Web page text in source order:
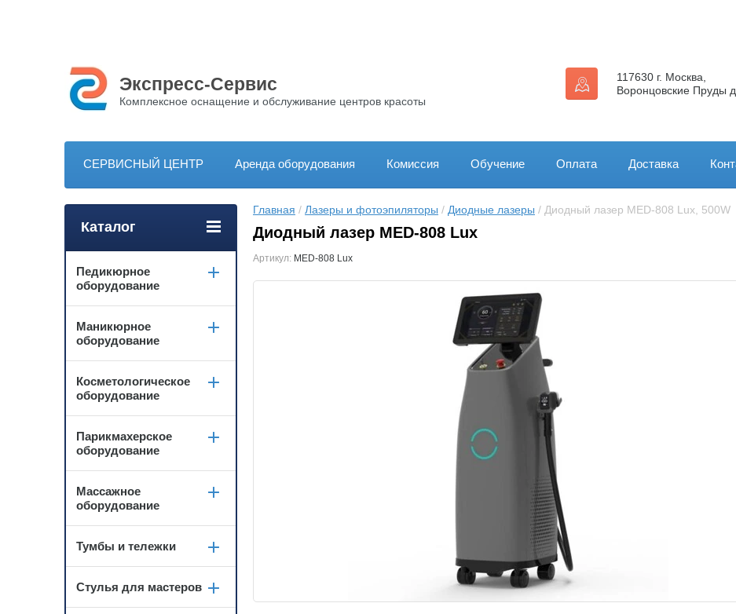
Экспресс-Сервис
Комплексное оснащение и обслуживание центров красоты
117630 г. Москва,
Воронцовские Пруды
СЕРВИСНЫЙ ЦЕНТР Аренда оборудования Комиссия Обучение Оплата Доставка
Главная / Лазеры и фотоэпиляторы / Диодные лазеры / Диодный лазер MED-808 Lux, 500W
Диодный лазер MED-808 Lux
Артикул: MED-808 Lux
Каталог
Педикюрное
оборудование
Маникюрное
оборудование
Косметологическое
оборудование
Парикмахерское
оборудование
Массажное
оборудование
Тумбы и тележки
Стулья для мастеров